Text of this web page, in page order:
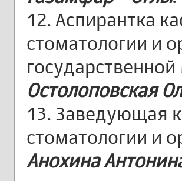
12. Аспирантка
стоматологии и
Остолоповская
13. Заведующая
стоматологии и
Анохина